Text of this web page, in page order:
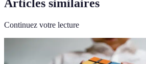
Articles similaires
Continuez votre lecture